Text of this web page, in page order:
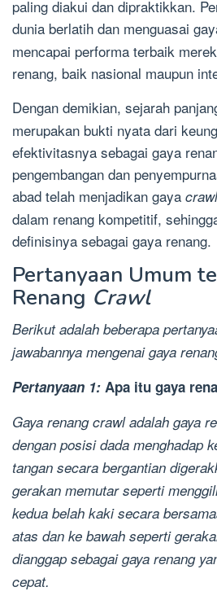
paling diakui dan dipraktikkan.
dunia berlatih dan menguasai
mencapai performa terbaik
renang, baik nasional maupun
Dengan demikian, sejarah
merupakan bukti nyata dari
efektivitasnya sebagai gaya
pengembangan dan
abad telah menjadikan gaya crawl
dalam renang kompetitif,
definisinya sebagai gaya renang.
Pertanyaan Umum
Renang Crawl
Berikut adalah beberapa
jawabannya mengenai gaya
Pertanyaan 1: Apa itu gaya
Gaya renangcrawladalah gaya
dengan posisi dada menghadap
tangan secara bergantian
gerakan memutar seperti
kedua belah kaki secara
atas dan ke bawah seperti
dianggap sebagai gaya renang
cepat.